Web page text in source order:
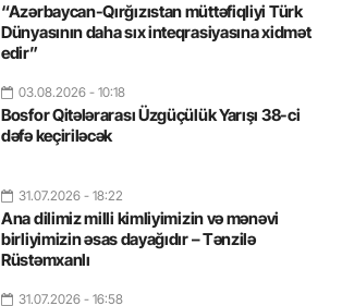
“Azərbaycan-Qırğızıstan müttəfiqliyi Türk
Dünyasının daha sıx inteqrasiyasına xidmət
edir”
03.08.2026 - 10:18
Bosfor Qitələrarası Üzgüçülük Yarışı 38-ci
dəfə keçiriləcək
31.07.2026 - 18:22
Ana dilimiz milli kimliyimizin və mənəvi
birliyimizin əsas dayağıdır – Tənzilə
Rüstəmxanlı
31.07.2026 - 16:58